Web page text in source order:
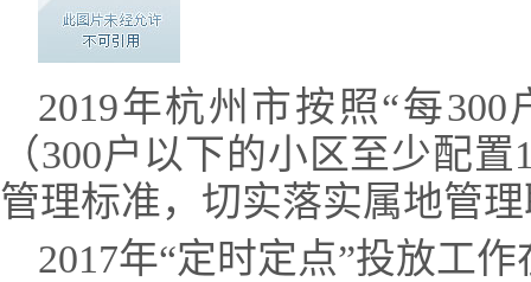
2019年杭州市按照“每300
（300户以下的小区至少配置
管理标准，切实落实属地管
2017年“定时定点”投放工